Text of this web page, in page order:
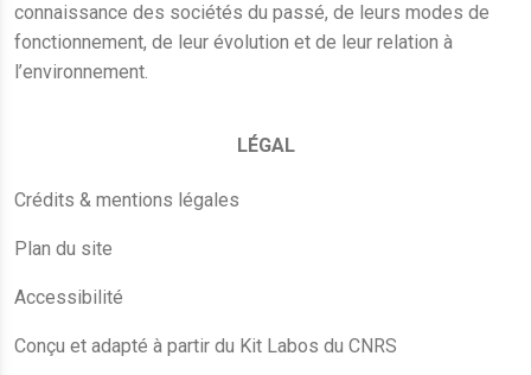
connaissance des sociétés du passé, de leurs modes de
fonctionnement, de leur évolution et de leur relation à
l’environnement.
LÉGAL
Crédits & mentions légales
Plan du site
Accessibilité
Conçu et adapté à partir du Kit Labos du CNRS